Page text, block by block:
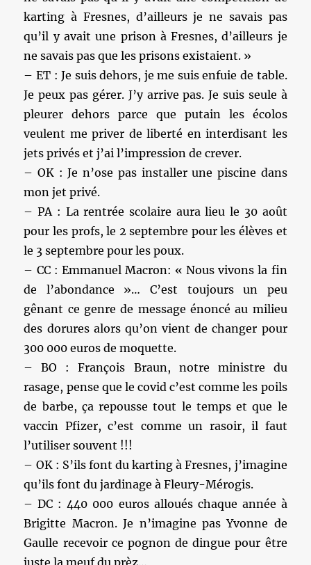
karting à Fresnes, d’ailleurs je ne savais pas
qu’il y avait une prison à Fresnes, d’ailleurs je
ne savais pas que les prisons existaient. »
– ET : Je suis dehors, je me suis enfuie de table.
Je peux pas gérer. J’y arrive pas. Je suis seule à
pleurer dehors parce que putain les écolos
veulent me priver de liberté en interdisant les
jets privés et j’ai l’impression de crever.
– OK : Je n’ose pas installer une piscine dans
mon jet privé.
– PA : La rentrée scolaire aura lieu le 30 août
pour les profs, le 2 septembre pour les élèves et
le 3 septembre pour les poux.
– CC : Emmanuel Macron: « Nous vivons la fin
de l’abondance »… C’est toujours un peu
gênant ce genre de message énoncé au milieu
des dorures alors qu’on vient de changer pour
300 000 euros de moquette.
– BO : François Braun, notre ministre du
rasage, pense que le covid c’est comme les poils
de barbe, ça repousse tout le temps et que le
vaccin Pfizer, c’est comme un rasoir, il faut
l’utiliser souvent !!!
– OK : S’ils font du karting à Fresnes, j’imagine
qu’ils font du jardinage à Fleury-Mérogis.
– DC : 440 000 euros alloués chaque année à
Brigitte Macron. Je n’imagine pas Yvonne de
Gaulle recevoir ce pognon de dingue pour être